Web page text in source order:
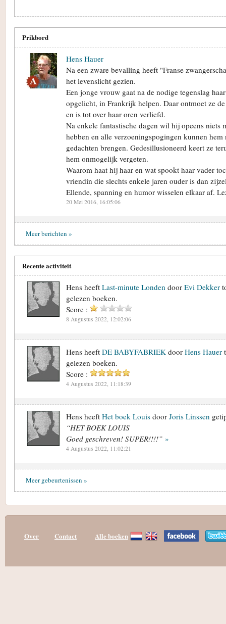
Prikbord
Hens Hauer
Na een zware bevalling heeft "Franse
het levenslicht gezien.
Een jonge vrouw gaat na de nodige tegenslag
opgelicht, in Frankrijk helpen. Daar ontmoet ze
en is tot over haar oren verliefd.
Na enkele fantastische dagen wil hij opeens niets
hebben en alle verzoeningspogingen kunnen hem
gedachten brengen. Gedesillusioneerd keert ze
hem onmogelijk vergeten.
Waarom haat hij haar en wat spookt haar vader
vriendin die slechts enkele jaren ouder is dan
Ellende, spanning en humor wisselen elkaar af.
20 Mei 2016, 16:05:06
Meer berichten »
Recente activiteit
Hens heeft Last-minute Londen door Evi Dekker
gelezen boeken.
Score :
8 Augustus 2022, 12:02:06
Hens heeft DE BABYFABRIEK door Hens Hauer
gelezen boeken.
Score :
4 Augustus 2022, 11:18:39
Hens heeft Het boek Louis door Joris Linssen
“HET BOEK LOUIS
Goed geschreven! SUPER!!!!” »
4 Augustus 2022, 11:02:21
Meer gebeurtenissen »
Over Contact Alle boeken